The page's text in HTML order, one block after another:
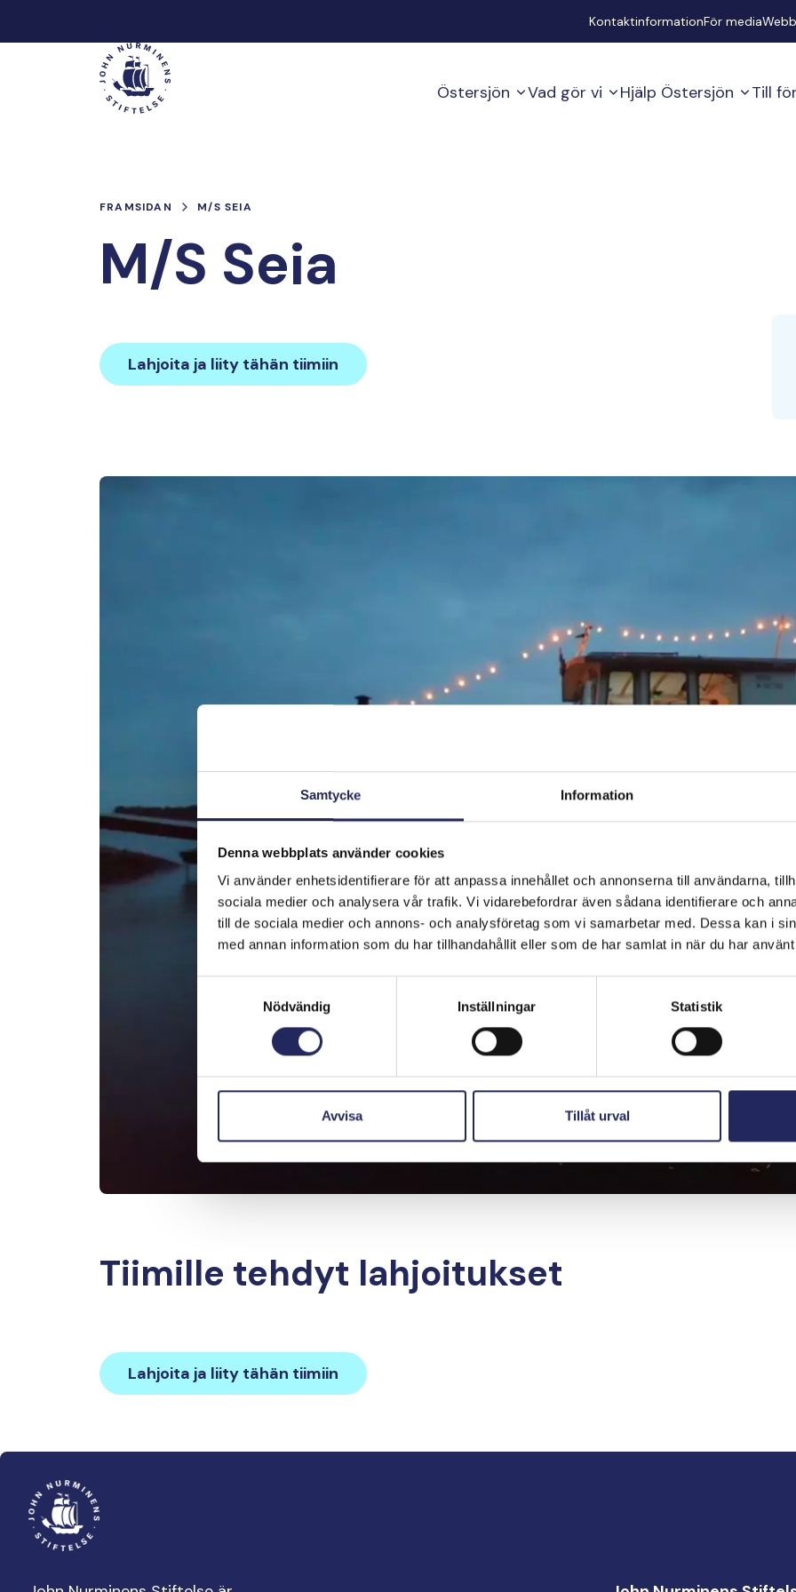
Samtycke Information
Denna webbplats använder cookies
Vi använder enhetsidentifierare för att anpassa innehållet och annonserna till användarna,
sociala medier och analysera vår trafik. Vi vidarebefordrar även sådana identifierare och
till de sociala medier och annons- och analysföretag som vi samarbetar med. Dessa kan i
med annan information som du har tillhandahållit eller som de har samlat in när du har
Nödvändig
Inställningar Statistik
Avvisa Tillåt urval
KontaktinformationFör media
Main Östersjön Vad gör vi Hjälp Östersjön Till
FRAMSIDAN M/S SEIA
M/S Seia
Lahjoita ja liity tähän tiimiin
Tiimille tehdyt lahjoitukset
Lahjoita ja liity tähän tiimiin